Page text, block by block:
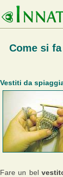
Come si
Vestiti da
Fare un bel